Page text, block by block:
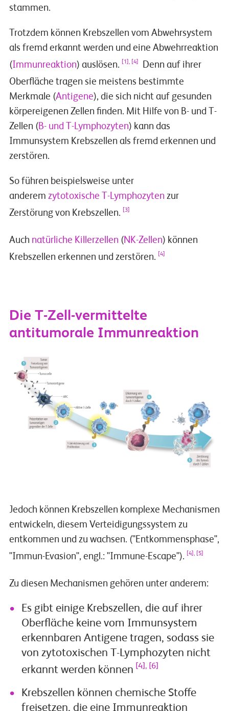
stammen.
Trotzdem können Krebszellen vom Abwehrsystem
als fremd erkannt werden und eine Abwehrreaktion
(Immunreaktion) auslösen. [1], [4]
Denn auf ihrer
Oberfläche tragen sie meistens bestimmte
Merkmale (Antigene), die sich nicht auf gesunden
körpereigenen Zellen finden. Mit Hilfe von B- und T-
Zellen (B- und T-Lymphozyten) kann das
Immunsystem Krebszellen als fremd erkennen und
zerstören.
So führen beispielsweise unter
anderem zytotoxische T-Lymphozyten zur
Zerstörung von Krebszellen.
[3]
Auch natürliche Killerzellen (NK-Zellen) können
Krebszellen erkennen und zerstören.
[4]
Die T-Zell-vermittelte
antitumorale Immunreaktion
Jedoch können Krebszellen komplexe Mechanismen
entwickeln, diesem Verteidigungssystem zu
entkommen und zu wachsen. ("Entkommensphase",
"Immun-Evasion", engl.: "Immune-Escape").
[4], [5]
Zu diesen Mechanismen gehören unter anderem:
Es gibt einige Krebszellen, die auf ihrer
Oberfläche keine vom Immunsystem
erkennbaren Antigene tragen, sodass sie
von zytotoxischen T-Lymphozyten nicht
erkannt werden können [4], [6]
Krebszellen können chemische Stoffe
freisetzen, die eine Immunreaktion